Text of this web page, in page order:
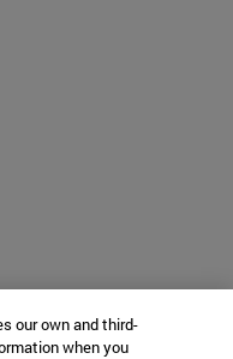
our own and third-
when you